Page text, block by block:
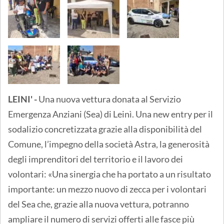
LEINI' -Una nuova vettura donata al Servizio
Emergenza Anziani (Sea) di Leinì. Una new entry per il
sodalizio concretizzata grazie alla disponibilità del
Comune, l’impegno della società Astra, la generosità
degli imprenditori del territorio e il lavoro dei
volontari: «Una sinergia che ha portato a un risultato
importante: un mezzo nuovo di zecca per i volontari
del Sea che, grazie alla nuova vettura, potranno
ampliare il numero di servizi offerti alle fasce più